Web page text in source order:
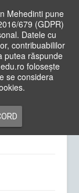
Mehedinti pune
679 (GDPR)
Datele cu
contribuabililor
putea răspunde
folosește
se considera